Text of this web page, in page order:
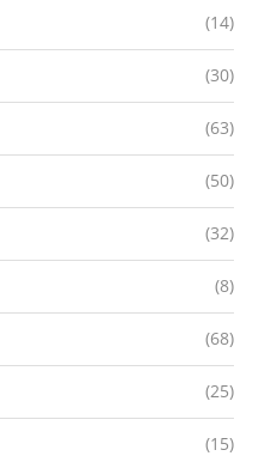
(14)
(30)
(63)
(50)
(32)
(8)
(68)
(25)
(15)